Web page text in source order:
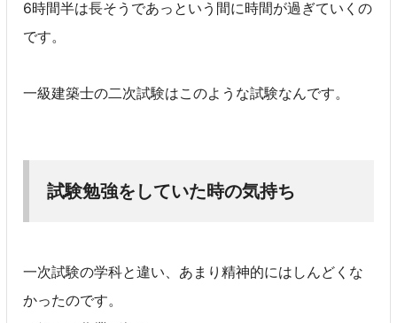
6時間半は長そうであっという間に時間が過ぎていくの
です。
一級建築士の二次試験はこのような試験なんです。
試験勉強をしていた時の気持ち
一次試験の学科と違い、あまり精神的にはしんどくな
かったのです。